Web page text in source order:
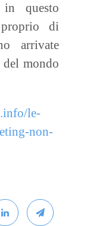
in questo
proprio di
arrivate
mondo
le-
non-